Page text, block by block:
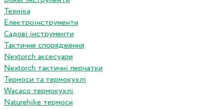
Техніка
Електроінструменти
Садові інструменти
Тактичне спорядження
Nextorch аксесуари
Nextorch тактичні перчатки
Термоси та термокухлі
Wacaco термокухлі
Naturehike термоси